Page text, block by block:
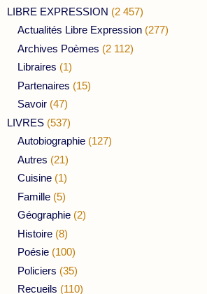
LIBRE EXPRESSION (2 457)
Actualités Libre Expression (277)
Archives Poèmes (2 112)
Libraires (1)
Partenaires (15)
Savoir (47)
LIVRES (537)
Autobiographie (127)
Autres (21)
Cuisine (1)
Famille (5)
Géographie (2)
Histoire (8)
Poésie (100)
Policiers (35)
Recueils (110)